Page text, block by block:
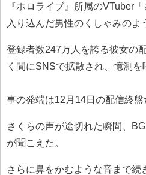
『ホロライブ』所属のVTuber
入り込んだ男性のくしゃみのよ
登録者数247万人を誇る彼女の
く間にSNSで拡散され、憶測を
事の発端は12月14日の配信終盤
さくらの声が途切れた瞬間、
が聞こえた。
さらに鼻をかむような音まで続